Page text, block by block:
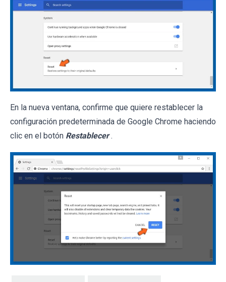
En la nueva ventana, confirme que quiere restablecer la
configuración predeterminada de Google Chrome haciendo
clic en el botón Restablecer .